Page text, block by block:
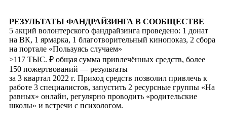
РЕЗУЛЬТАТЫ ФАНДРАЙЗИНГА В СООБЩЕСТВЕ
5 акций волонтерского фандрайзинга проведено: 1 донат
на ВК, 1 ярмарка, 1 благотворительный кинопоказ, 2 сбора
на портале «Пользуясь случаем»
>117 ТЫС. ₽ общая сумма привлечённых средств, более
150 пожертвований — результаты
за 3 квартал 2022 г. Приход средств позволил привлечь к
работе 3 специалистов, запустить 2 ресурсные группы «На
равных» онлайн, регулярно проводить «родительские
школы» и встречи с психологом.